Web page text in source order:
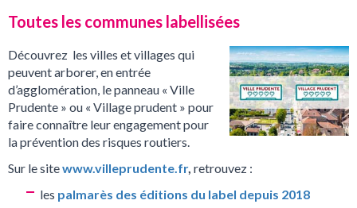
Toutes les communes labellisées
Découvrez les villes et villages qui
peuvent arborer, en entrée
d’agglomération, le panneau « Ville
Prudente » ou « Village prudent » pour
faire connaître leur engagement pour
la prévention des risques routiers.
Sur le sitewww.villeprudente.fr, retrouvez :
les palmarès des éditions du label depuis 2018